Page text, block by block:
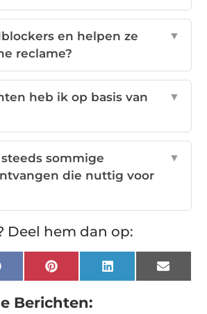
en helpen ze
reclame?
▼
heb ik op basis van
▼
sommige
die nuttig voor
▼
Deel hem dan op:
FacebookPinterest LinkedIn Email
Berichten: